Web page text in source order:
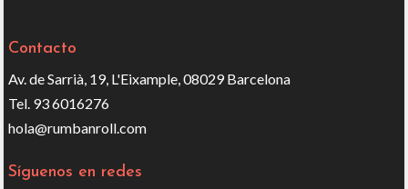
Contacto
Av. de Sarrià, 19, L'Eixample, 08029 Barcelona
Tel. 93 6016276
hola@rumbanroll.com
Síguenos en redes